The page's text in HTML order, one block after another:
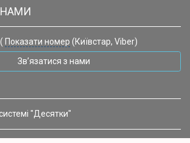
НАМИ
Показати номер (Київстар, Viber)
Зв’язатися з нами
"Десятки"